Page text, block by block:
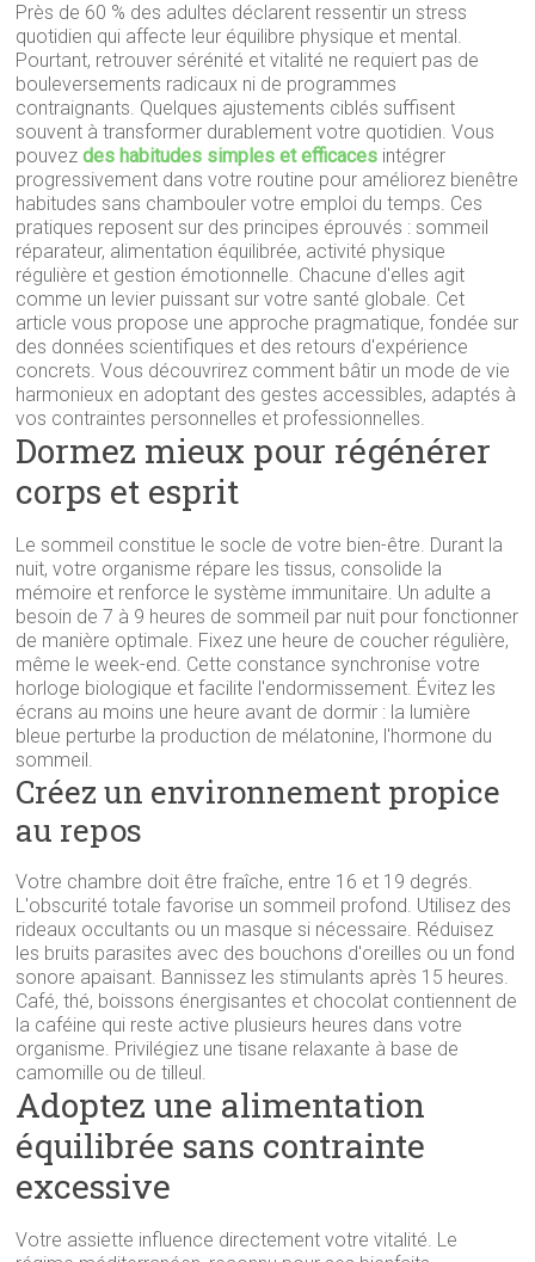
Près de 60 % des adultes déclarent ressentir un stress
quotidien qui affecte leur équilibre physique et mental.
Pourtant, retrouver sérénité et vitalité ne requiert pas de
bouleversements radicaux ni de programmes
contraignants. Quelques ajustements ciblés suffisent
souvent à transformer durablement votre quotidien. Vous
pouvezdes habitudes simples et efficaces intégrer
progressivement dans votre routine pour améliorez bienêtre
habitudes sans chambouler votre emploi du temps. Ces
pratiques reposent sur des principes éprouvés : sommeil
réparateur, alimentation équilibrée, activité physique
régulière et gestion émotionnelle. Chacune d'elles agit
comme un levier puissant sur votre santé globale. Cet
article vous propose une approche pragmatique, fondée sur
des données scientifiques et des retours d'expérience
concrets. Vous découvrirez comment bâtir un mode de vie
harmonieux en adoptant des gestes accessibles, adaptés à
vos contraintes personnelles et professionnelles.
Dormez mieux pour régénérer
corps et esprit
Le sommeil constitue le socle de votre bien-être. Durant la
nuit, votre organisme répare les tissus, consolide la
mémoire et renforce le système immunitaire. Un adulte a
besoin de 7 à 9 heures de sommeil par nuit pour fonctionner
de manière optimale. Fixez une heure de coucher régulière,
même le week-end. Cette constance synchronise votre
horloge biologique et facilite l'endormissement. Évitez les
écrans au moins une heure avant de dormir : la lumière
bleue perturbe la production de mélatonine, l'hormone du
sommeil.
Créez un environnement propice
au repos
Votre chambre doit être fraîche, entre 16 et 19 degrés.
L'obscurité totale favorise un sommeil profond. Utilisez des
rideaux occultants ou un masque si nécessaire. Réduisez
les bruits parasites avec des bouchons d'oreilles ou un fond
sonore apaisant. Bannissez les stimulants après 15 heures.
Café, thé, boissons énergisantes et chocolat contiennent de
la caféine qui reste active plusieurs heures dans votre
organisme. Privilégiez une tisane relaxante à base de
camomille ou de tilleul.
Adoptez une alimentation
équilibrée sans contrainte
excessive
Votre assiette influence directement votre vitalité. Le